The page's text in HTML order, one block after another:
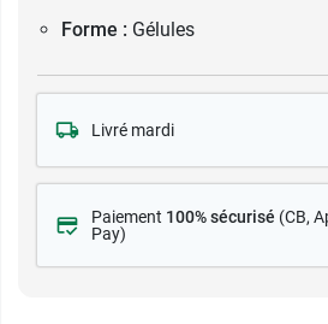
Forme : Gélules
Livré mardi
Paiement 100% sécurisé (CB,
Pay)